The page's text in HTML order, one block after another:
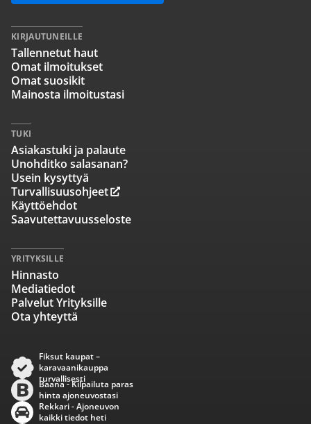
KIRJAUTUNEILLE
Tallennetut haut
Omat ilmoitukset
Omat suosikit
Mainosta ilmoitustasi
TUKI
Asiakastuki ja palaute
Unohditko salasanan?
Usein kysyttyä
Turvallisuusohjeet
Käyttöehdot
Saavutettavuusseloste
YRITYKSILLE
Hinnasto
Mediatiedot
Palvelut Yrityksille
Ota yhteyttä
Fiksut kaupat –
karavaanikauppa
turvallisesti
Baana - Kilpailuta paras
hinta ajoneuvostasi
Rekkari - Ajoneuvon
kaikki tiedot heti